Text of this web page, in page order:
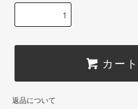
カー
返品について